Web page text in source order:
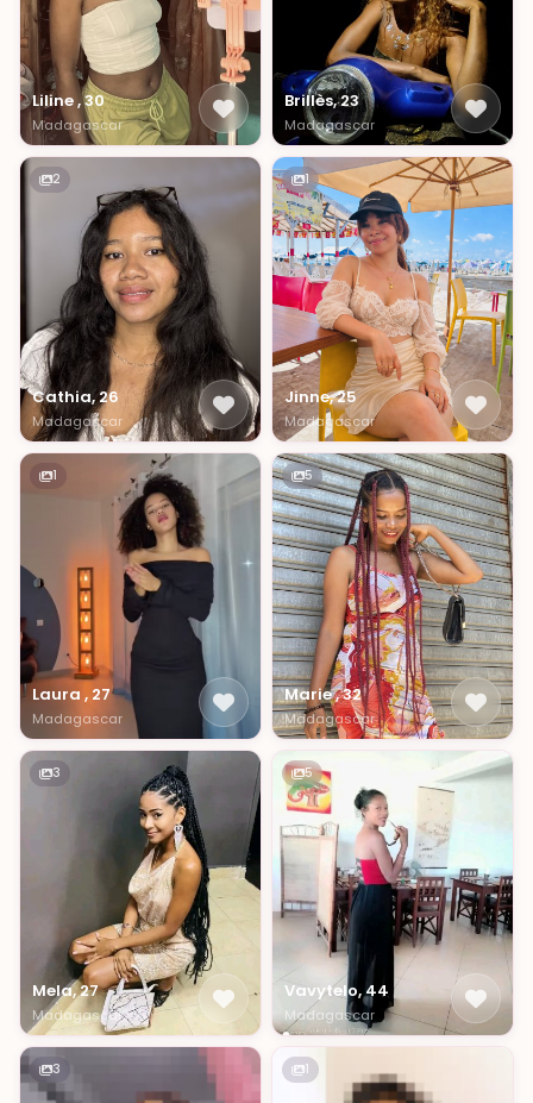
Liline , 30
Madagascar
Brillès, 23
Madagascar
2
Cathia, 26
Madagascar
1
Jinne, 25
Madagascar
1
Laura , 27
Madagascar
5
Marie , 32
Madagascar
3
Mela, 27
Madagascar
5
Vavytelo, 44
Madagascar
3 1